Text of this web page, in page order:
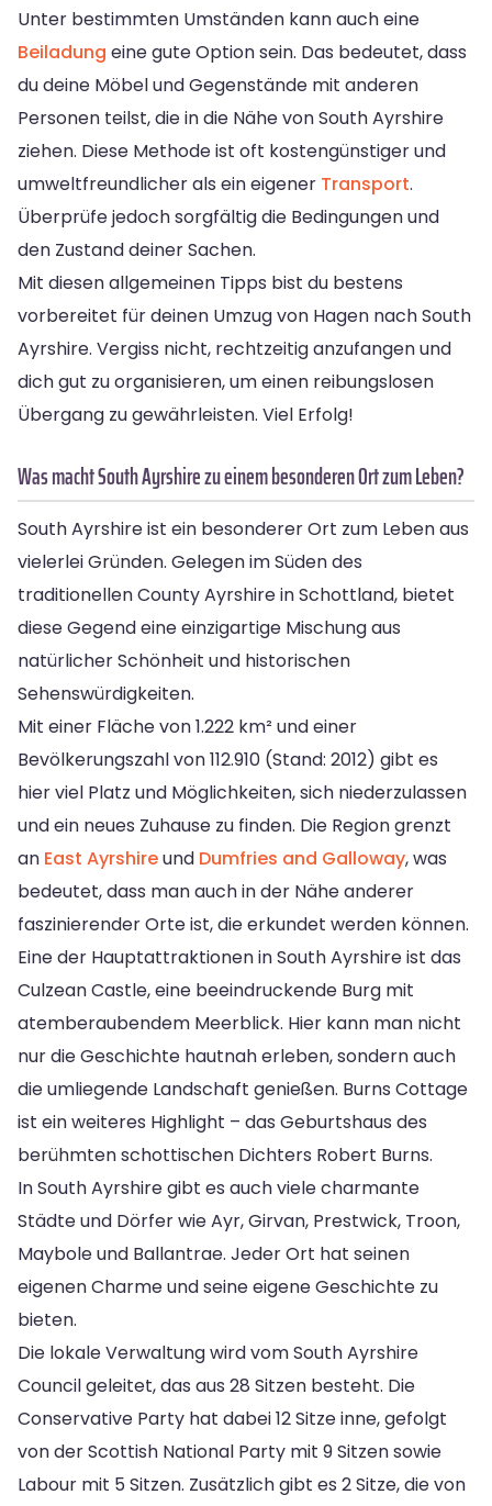
Unter bestimmten Umständen kann auch eine
Beiladung eine gute Option sein. Das bedeutet, dass
du deine Möbel und Gegenstände mit anderen
Personen teilst, die in die Nähe von South Ayrshire
ziehen. Diese Methode ist oft kostengünstiger und
umweltfreundlicher als ein eigener Transport.
Überprüfe jedoch sorgfältig die Bedingungen und
den Zustand deiner Sachen.
Mit diesen allgemeinen Tipps bist du bestens
vorbereitet für deinen Umzug von Hagen nach South
Ayrshire. Vergiss nicht, rechtzeitig anzufangen und
dich gut zu organisieren, um einen reibungslosen
Übergang zu gewährleisten. Viel Erfolg!
Was macht South Ayrshire zu einem besonderen Ort zum Leben?
South Ayrshire ist ein besonderer Ort zum Leben aus
vielerlei Gründen. Gelegen im Süden des
traditionellen County Ayrshire in Schottland, bietet
diese Gegend eine einzigartige Mischung aus
natürlicher Schönheit und historischen
Sehenswürdigkeiten.
Mit einer Fläche von 1.222 km² und einer
Bevölkerungszahl von 112.910 (Stand: 2012) gibt es
hier viel Platz und Möglichkeiten, sich niederzulassen
und ein neues Zuhause zu finden. Die Region grenzt
an East Ayrshireund Dumfries and Galloway, was
bedeutet, dass man auch in der Nähe anderer
faszinierender Orte ist, die erkundet werden können.
Eine der Hauptattraktionen in South Ayrshire ist das
Culzean Castle, eine beeindruckende Burg mit
atemberaubendem Meerblick. Hier kann man nicht
nur die Geschichte hautnah erleben, sondern auch
die umliegende Landschaft genießen. Burns Cottage
ist ein weiteres Highlight – das Geburtshaus des
berühmten schottischen Dichters Robert Burns.
In South Ayrshire gibt es auch viele charmante
Städte und Dörfer wie Ayr, Girvan, Prestwick, Troon,
Maybole und Ballantrae. Jeder Ort hat seinen
eigenen Charme und seine eigene Geschichte zu
bieten.
Die lokale Verwaltung wird vom South Ayrshire
Council geleitet, das aus 28 Sitzen besteht. Die
Conservative Party hat dabei 12 Sitze inne, gefolgt
von der Scottish National Party mit 9 Sitzen sowie
Labour mit 5 Sitzen. Zusätzlich gibt es 2 Sitze, die von